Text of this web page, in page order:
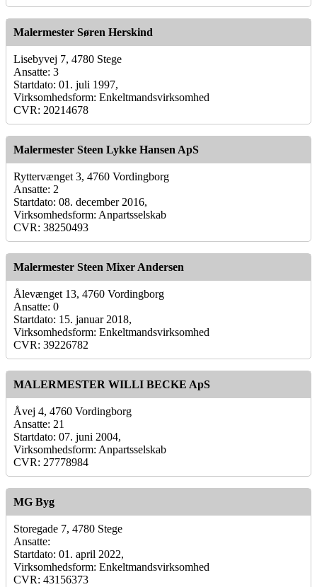
Malermester Søren Herskind
Lisebyvej 7, 4780 Stege
Ansatte: 3
Startdato: 01. juli 1997,
Virksomhedsform: Enkeltmandsvirksomhed
CVR: 20214678
Malermester Steen Lykke Hansen ApS
Ryttervænget 3, 4760 Vordingborg
Ansatte: 2
Startdato: 08. december 2016,
Virksomhedsform: Anpartsselskab
CVR: 38250493
Malermester Steen Mixer Andersen
Ålevænget 13, 4760 Vordingborg
Ansatte: 0
Startdato: 15. januar 2018,
Virksomhedsform: Enkeltmandsvirksomhed
CVR: 39226782
MALERMESTER WILLI BECKE ApS
Åvej 4, 4760 Vordingborg
Ansatte: 21
Startdato: 07. juni 2004,
Virksomhedsform: Anpartsselskab
CVR: 27778984
MG Byg
Storegade 7, 4780 Stege
Ansatte:
Startdato: 01. april 2022,
Virksomhedsform: Enkeltmandsvirksomhed
CVR: 43156373